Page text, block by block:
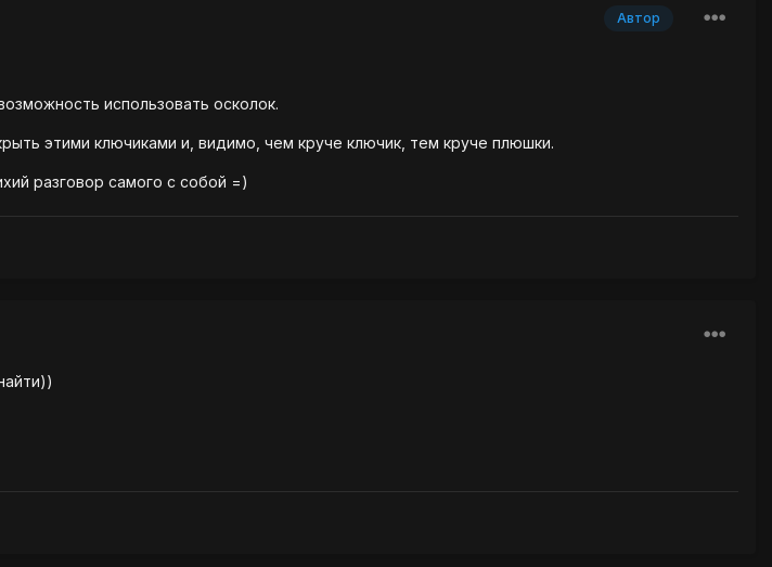
Автор
использовать осколок.
этими ключиками и, видимо, чем круче ключик, тем круче плюшки.
разговор самого с собой =)